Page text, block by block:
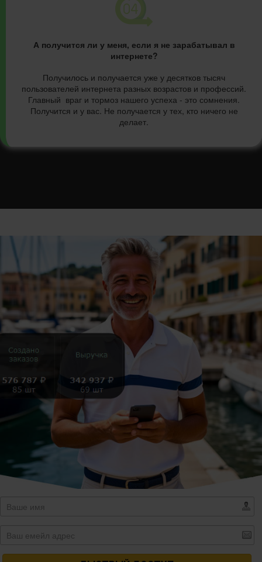
А получится ли у меня, если я не зарабатывал в
интернете?
Получилось и получается уже у десятков тысяч
пользователей интернета разных возрастов и профессий.
Главный враг и тормоз нашего успеха - это сомнения.
Получится и у вас. Не получается у тех, кто ничего не
делает.